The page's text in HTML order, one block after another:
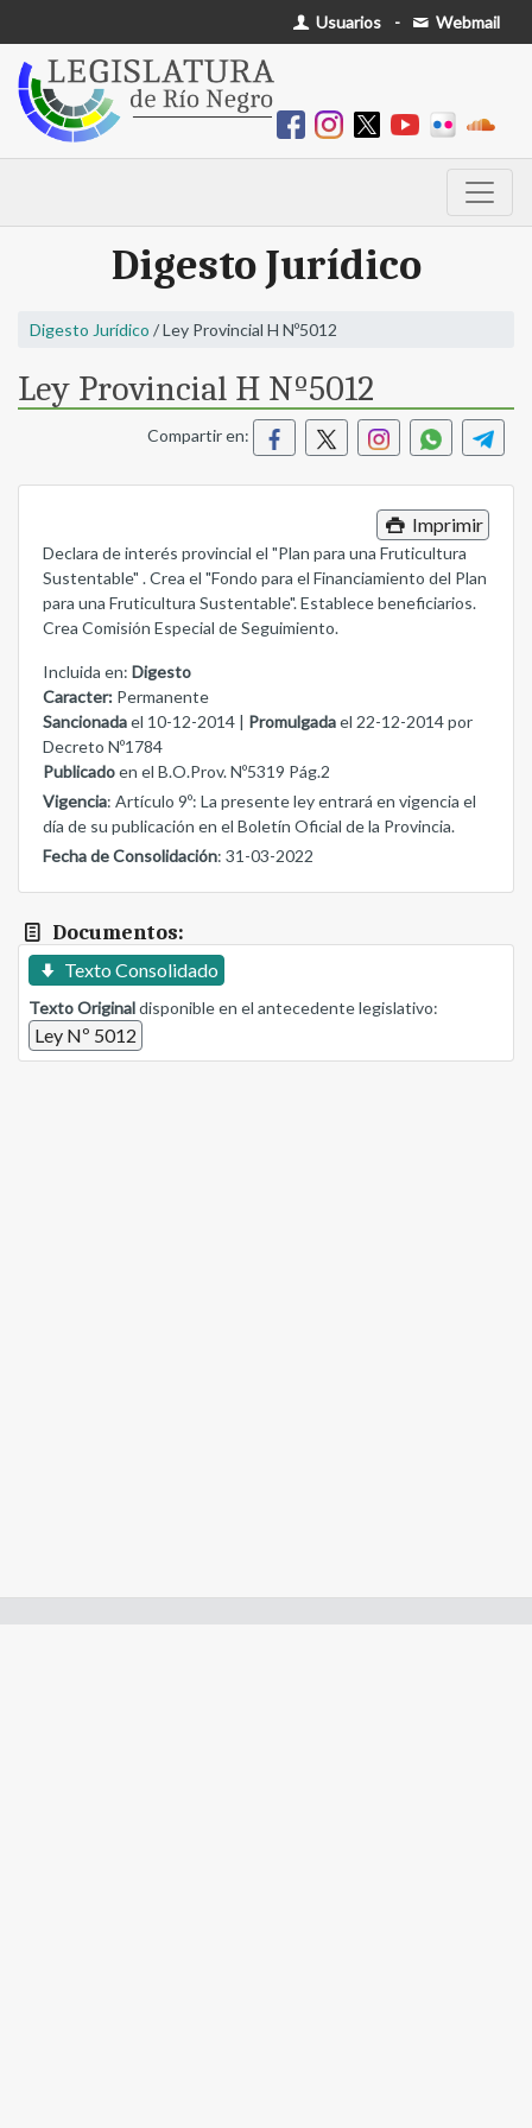
Usuarios - Webmail
Digesto Jurídico
Digesto Jurídico / Ley Provincial H Nº5012
Ley Provincial H Nº5012
Compartir en:
Imprimir
Declara de interés provincial el "Plan para una Fruticultura
Sustentable" . Crea el "Fondo para el Financiamiento del Plan
para una Fruticultura Sustentable". Establece beneficiarios.
Crea Comisión Especial de Seguimiento.
Incluida en: Digesto
Caracter: Permanente
Sancionadael 10-12-2014 | Promulgadael 22-12-2014 por
Decreto Nº1784
Publicadoen el B.O.Prov. Nº5319 Pág.2
Vigencia: Artículo 9º: La presente ley entrará en vigencia el
día de su publicación en el Boletín Oficial de la Provincia.
Fecha de Consolidación: 31-03-2022
Documentos:
Texto Consolidado
Texto Originaldisponible en el antecedente legislativo:
Ley Nº 5012